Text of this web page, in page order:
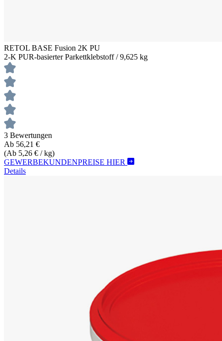
RETOL BASE Fusion 2K PU
2-K PUR-basierter Parkettklebstoff / 9,625 kg
3 Bewertungen
Ab 56,21 €
(Ab 5,26 € / kg)
GEWERBEKUNDENPREISE HIER
Details